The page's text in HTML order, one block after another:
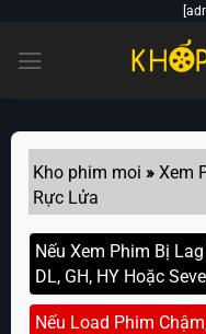
content
Kho phim moi »Xem
Rực Lửa
Nếu Xem Phim Bị
DL, GH, HY Hoặc
Nếu Load Phim